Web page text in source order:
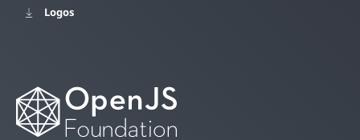
Logos